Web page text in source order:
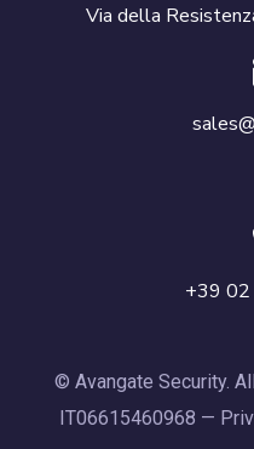
Via della
+39
© Avangate Security.
IT06615460968 —